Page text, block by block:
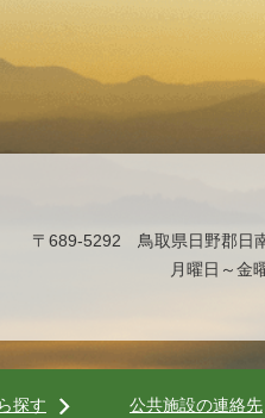
〒689-5292 鳥取県日野郡日
月曜日～金
探す 公共施設の連絡先